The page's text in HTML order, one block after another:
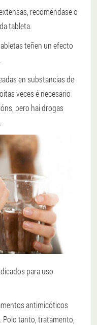
recoméndase o
tableta.
teñen un efecto
en substancias de
veces é necesario
pero hai drogas
para uso
antimicóticos
tanto, tratamento,